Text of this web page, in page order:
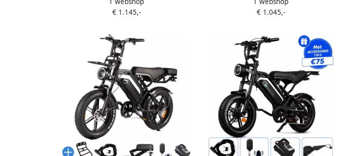
Rijklaar Lage opstap Nieuwste Model
Hydraulische remmen 2026 2027
Alarmsysteem Voorrekje
Voetensteuntje Met Accessoires Ebike
Elektrische Fiets QMwheel
€ 1.145,-
Donker Grijs Special Edition 2025 2026
Model Hydraulische rem Incl. Slot
Voorrekje Voetensteuntje Straatlegaal
Ebike Fatbike Elektrische Fiets
Qmwheel
€ 1.045,-